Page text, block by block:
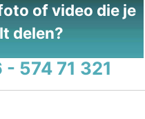
of video die je
delen?
- 574 71 321